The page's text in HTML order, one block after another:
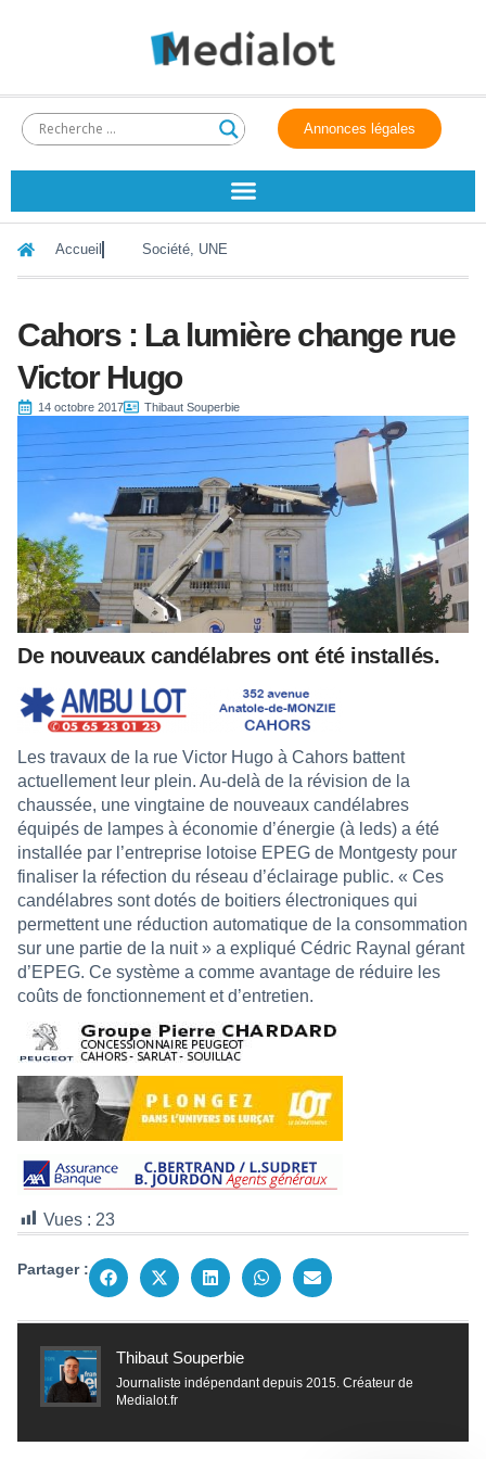
Annonces légales
Accueil Société, UNE
Cahors : La lumière change rue
Victor Hugo
14 octobre 2017 Thibaut Souperbie
De nouveaux candélabres ont été installés.
Les travaux de la rue Victor Hugo à Cahors battent
actuellement leur plein. Au-delà de la révision de la
chaussée, une vingtaine de nouveaux candélabres
équipés de lampes à économie d’énergie (à leds) a été
installée par l’entreprise lotoise EPEG de Montgesty pour
finaliser la réfection du réseau d’éclairage public. « Ces
candélabres sont dotés de boitiers électroniques qui
permettent une réduction automatique de la consommation
sur une partie de la nuit » a expliqué Cédric Raynal gérant
d’EPEG. Ce système a comme avantage de réduire les
coûts de fonctionnement et d’entretien.
Vues : 23
Partager :
Thibaut Souperbie
Journaliste indépendant depuis 2015. Créateur de
Medialot.fr